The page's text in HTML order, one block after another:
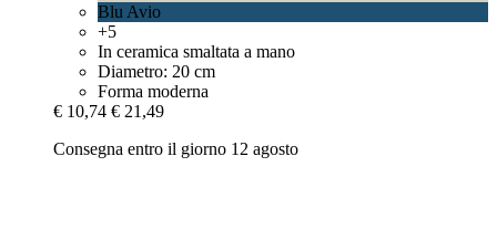
Blu Avio
+5
In ceramica smaltata a mano
Diametro: 20 cm
Forma moderna
€ 10,74 € 21,49
Consegna entro il giorno 12 agosto